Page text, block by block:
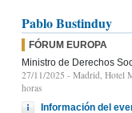
Pablo Bustinduy
FÓRUM EUROPA
Ministro de Derechos
27/11/2025 - Madrid, Hotel
horas
Información del